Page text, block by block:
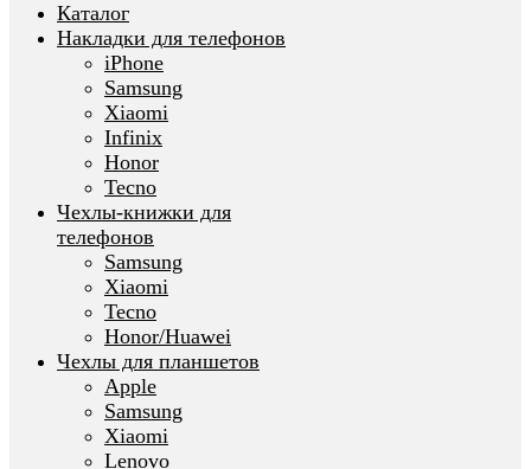
Каталог
Накладки для телефонов
iPhone
Samsung
Xiaomi
Infinix
Honor
Tecno
Чехлы-книжки для
телефонов
Samsung
Xiaomi
Tecno
Honor/Huawei
Чехлы для планшетов
Apple
Samsung
Xiaomi
Lenovo